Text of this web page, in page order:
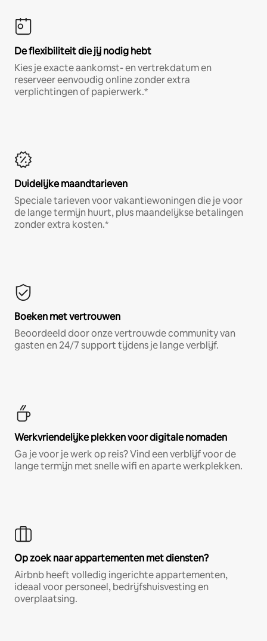
De flexibiliteit die jij nodig hebt
Kies je exacte aankomst- en vertrekdatum en
reserveer eenvoudig online zonder extra
verplichtingen of papierwerk.*
Duidelijke maandtarieven
Speciale tarieven voor vakantiewoningen die je voor
de lange termijn huurt, plus maandelijkse betalingen
zonder extra kosten.*
Boeken met vertrouwen
Beoordeeld door onze vertrouwde community van
gasten en 24/7 support tijdens je lange verblijf.
Werkvriendelijke plekken voor digitale nomaden
Ga je voor je werk op reis? Vind een verblijf voor de
lange termijn met snelle wifi en aparte werkplekken.
Op zoek naar appartementen met diensten?
Airbnb heeft volledig ingerichte appartementen,
ideaal voor personeel, bedrijfshuisvesting en
overplaatsing.